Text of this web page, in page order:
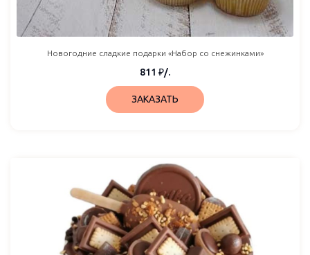
Новогодние сладкие подарки «Набор со снежинками»
811 ₽/.
ЗАКАЗАТЬ